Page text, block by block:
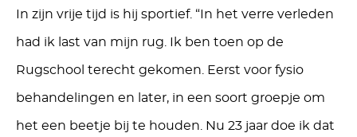
In zijn vrije tijd is hij sportief. “In het verre verleden
had ik last van mijn rug. Ik ben toen op de
Rugschool terecht gekomen. Eerst voor fysio
behandelingen en later, in een soort groepje om
het een beetje bij te houden. Nu 23 jaar doe ik dat